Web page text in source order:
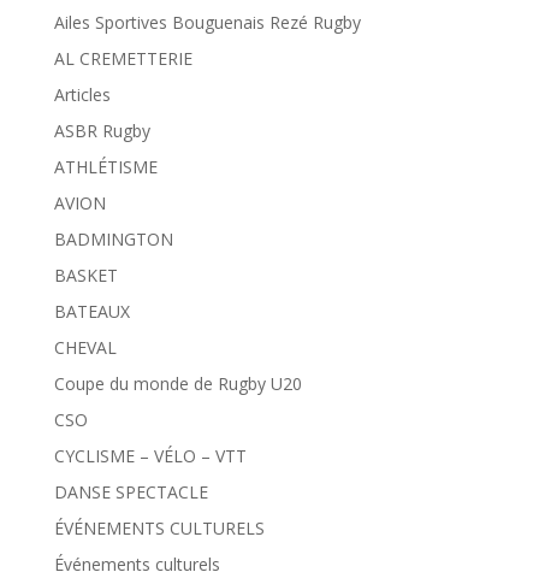
Ailes Sportives Bouguenais Rezé Rugby
AL CREMETTERIE
Articles
ASBR Rugby
ATHLÉTISME
AVION
BADMINGTON
BASKET
BATEAUX
CHEVAL
Coupe du monde de Rugby U20
CSO
CYCLISME – VÉLO – VTT
DANSE SPECTACLE
ÉVÉNEMENTS CULTURELS
Événements culturels